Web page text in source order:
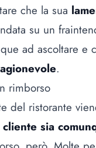
che la sua
su un
ad ascoltare e
.
rimborso
del ristorante
sia